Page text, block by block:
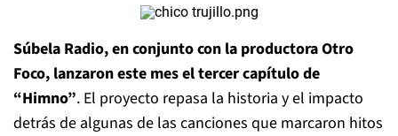
Súbela Radio, en conjunto con la productora Otro
Foco, lanzaron este mes el tercer capítulo de
“Himno”. El proyecto repasa la historia y el impacto
detrás de algunas de las canciones que marcaron hitos